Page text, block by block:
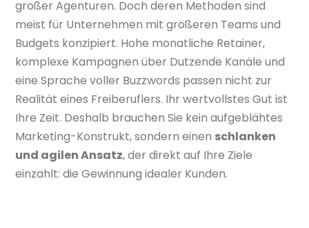
großer Agenturen. Doch deren Methoden sind
meist für Unternehmen mit größeren Teams und
Budgets konzipiert. Hohe monatliche Retainer,
komplexe Kampagnen über Dutzende Kanäle und
eine Sprache voller Buzzwords passen nicht zur
Realität eines Freiberuflers. Ihr wertvollstes Gut ist
Ihre Zeit. Deshalb brauchen Sie kein aufgeblähtes
Marketing-Konstrukt, sondern einen schlanken
und agilen Ansatz, der direkt auf Ihre Ziele
einzahlt: die Gewinnung idealer Kunden.